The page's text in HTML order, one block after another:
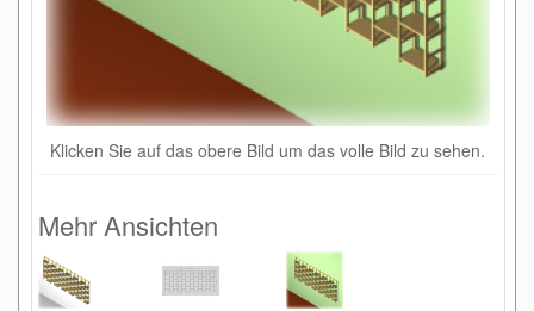
Klicken Sie auf das obere Bild um das volle Bild zu sehen.
Mehr Ansichten